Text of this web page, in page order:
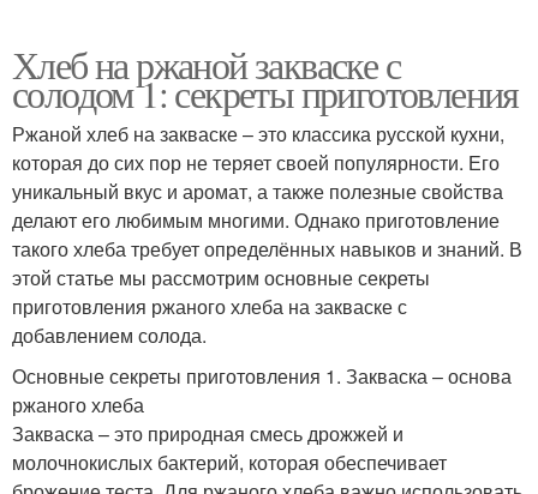
Хлеб на ржаной закваске с
солодом 1: секреты приготовления
Ржаной хлеб на закваске – это классика русской кухни,
которая до сих пор не теряет своей популярности. Его
уникальный вкус и аромат, а также полезные свойства
делают его любимым многими. Однако приготовление
такого хлеба требует определённых навыков и знаний. В
этой статье мы рассмотрим основные секреты
приготовления ржаного хлеба на закваске с
добавлением солода.
Основные секреты приготовления 1. Закваска – основа
ржаного хлеба
Закваска – это природная смесь дрожжей и
молочнокислых бактерий, которая обеспечивает